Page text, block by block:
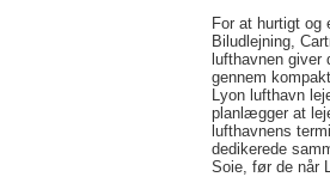
For at hurtigt og
Biludlejning,
lufthavnen
gennem
Lyon lufthavn
planlægger at
lufthavnens
dedikerede
Soie, før de når